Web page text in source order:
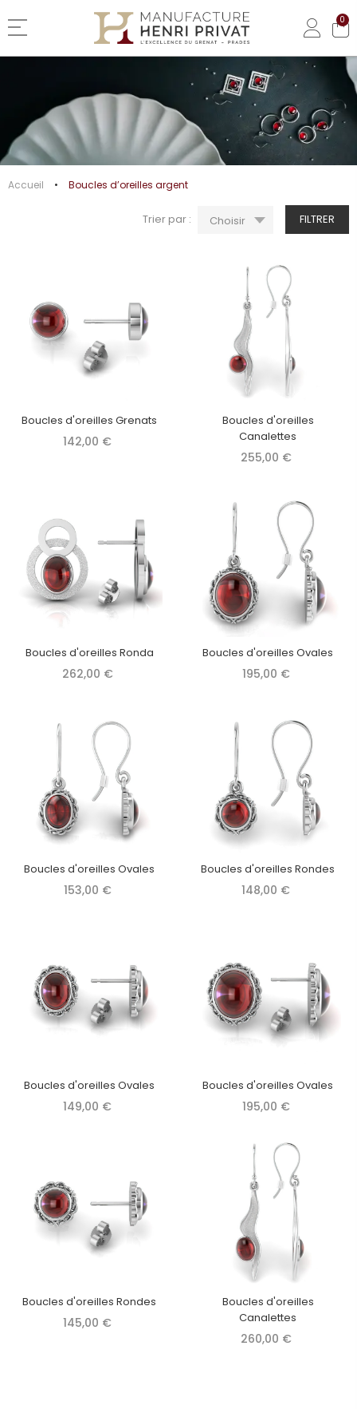
Basculer la navigation
0
Accueil
Boucles d’oreilles argent
Trier par : Choisir FILTRER
Boucles d'oreilles Grenats
142,00 €
Boucles d'oreilles
Canalettes
255,00 €
Boucles d'oreilles Ronda
262,00 €
Boucles d'oreilles Ovales
195,00 €
Boucles d'oreilles Ovales
153,00 €
Boucles d'oreilles Rondes
148,00 €
Boucles d'oreilles Ovales
149,00 €
Boucles d'oreilles Ovales
195,00 €
Boucles d'oreilles Rondes
145,00 €
Boucles d'oreilles
Canalettes
260,00 €